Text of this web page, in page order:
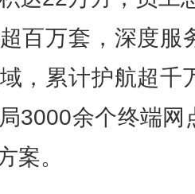
百万套，深度服
，累计护航超千
3000余个终端网
案。